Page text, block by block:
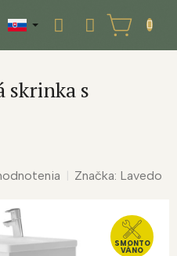
NÁKUPNÝ
KOŠÍK
skrinka s
Značka: Lavedo
SMONTO
VÁNO